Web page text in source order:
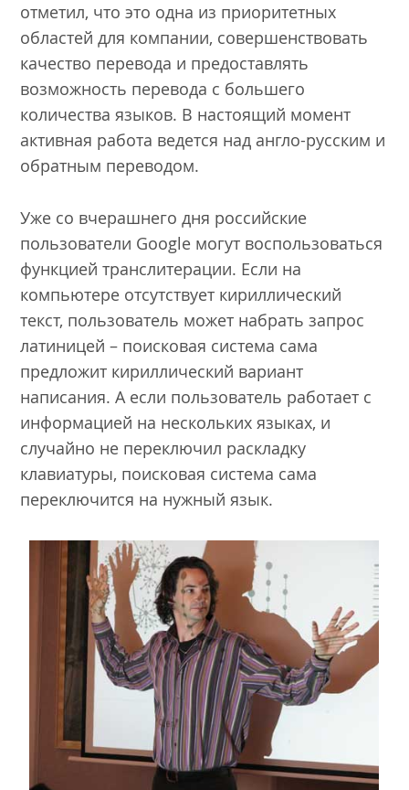
отметил, что это одна из приоритетных
областей для компании, совершенствовать
качество перевода и предоставлять
возможность перевода с большего
количества языков. В настоящий момент
активная работа ведется над англо-русским и
обратным переводом.
Уже со вчерашнего дня российские
пользователи Google могут воспользоваться
функцией транслитерации. Если на
компьютере отсутствует кириллический
текст, пользователь может набрать запрос
латиницей – поисковая система сама
предложит кириллический вариант
написания. А если пользователь работает с
информацией на нескольких языках, и
случайно не переключил раскладку
клавиатуры, поисковая система сама
переключится на нужный язык.